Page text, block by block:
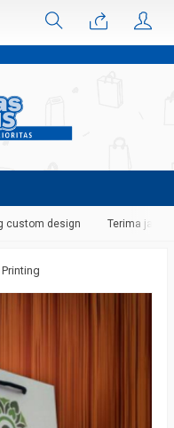
design Terima jasa